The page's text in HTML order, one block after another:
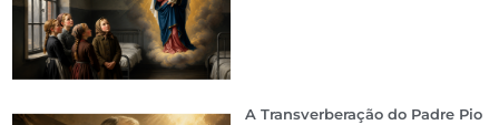
A Transverberação do Padre Pio